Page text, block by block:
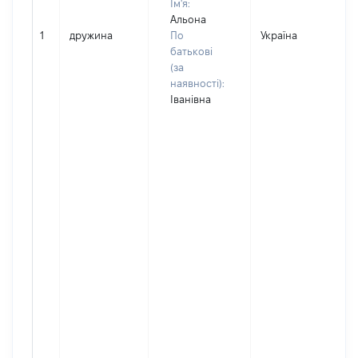
1 дружина
Ім'я:
Альона
По
батькові
(за
наявності):
Іванівна
Україна